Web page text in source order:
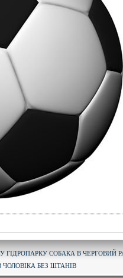
СОБАКА В ЧЕРГОВИЙ
БЕЗ ШТАНІВ